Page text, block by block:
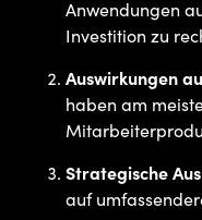
Anwendungen
Investition zu
Auswirkungen
haben am
Strategische
auf